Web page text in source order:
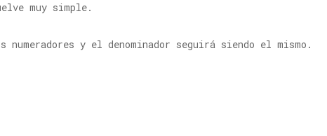
muy simple.
numeradores y el denominador seguirá siendo el mismo.